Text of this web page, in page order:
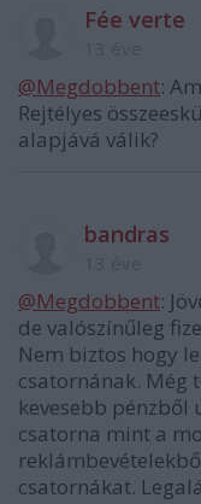
Fée verte
@Megdobbent:
Rejtélyes
alapjává válik?
bandras
@Megdobbent:
de valószínűleg
Nem biztos hogy
csatornának. Még
kevesebb pénzből
csatorna mint a
csatornákat.